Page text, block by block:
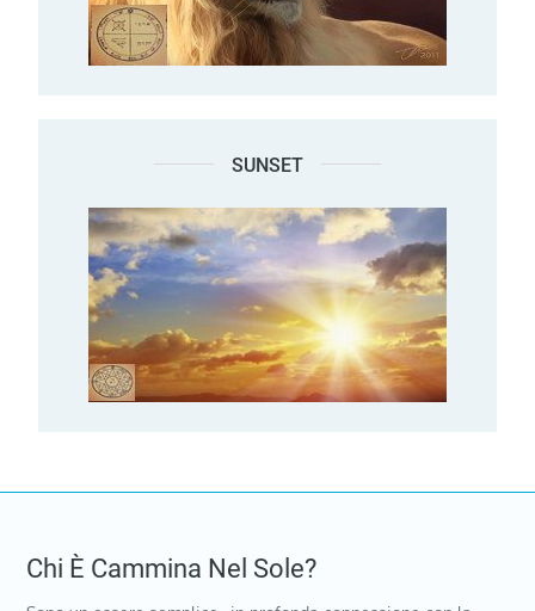
SUNSET
Chi È Cammina Nel Sole?